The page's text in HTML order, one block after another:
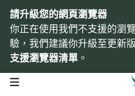
請升級您的網頁瀏覽器
你正在使用我們不支援的瀏
驗，我們建議你升級至更新
支援瀏覽器清單 。
open navigation menu